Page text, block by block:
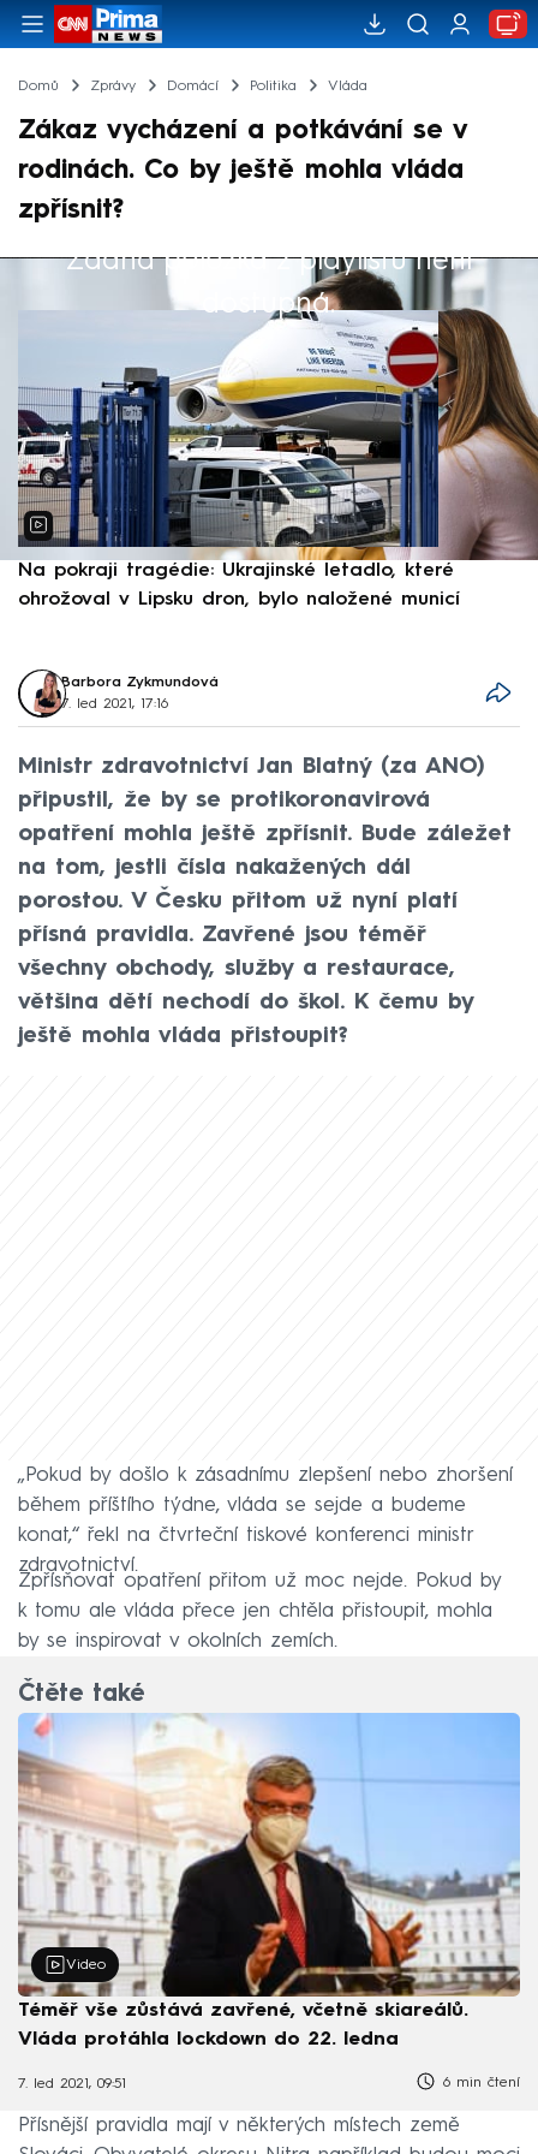
Domů Zprávy Domácí Politika Vláda
Zákaz vycházení a potkávání se v
rodinách. Co by ještě mohla vláda
zpřísnit?
Žádná položka z playlistu není
dostupná.
Výběr redakce
Na pokraji tragédie: Ukrajinské letadlo, které
ohrožoval v Lipsku dron, bylo naložené municí
Barbora Zykmundová
7. led 2021, 17:16
Ministr zdravotnictví Jan Blatný (za ANO)
připustil, že by se protikoronavirová
opatření mohla ještě zpřísnit. Bude záležet
na tom, jestli čísla nakažených dál
porostou. V Česku přitom už nyní platí
přísná pravidla. Zavřené jsou téměř
všechny obchody, služby a restaurace,
většina dětí nechodí do škol. K čemu by
ještě mohla vláda přistoupit?
„Pokud by došlo k zásadnímu zlepšení nebo zhoršení
během příštího týdne, vláda se sejde a budeme
konat,“ řekl na čtvrteční tiskové konferenci ministr
zdravotnictví.
Zpřísňovat opatření přitom už moc nejde. Pokud by
k tomu ale vláda přece jen chtěla přistoupit, mohla
by se inspirovat v okolních zemích.
Čtěte také
Video
Téměř vše zůstává zavřené, včetně skiareálů.
Vláda protáhla lockdown do 22. ledna
7. led 2021, 09:51 6 min čtení
Přísnější pravidla mají v některých místech země